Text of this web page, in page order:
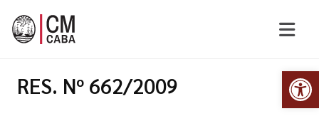
RES. Nº 662/2009